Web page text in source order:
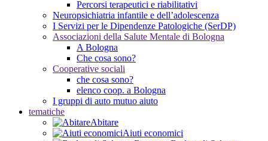
Percorsi terapeutici e riabilitativi
Neuropsichiatria infantile e dell’adolescenza
I Servizi per le Dipendenze Patologiche (SerDP)
Associazioni della Salute Mentale di Bologna
A Bologna
Che cosa sono?
Cooperative sociali
che cosa sono?
elenco coop. a Bologna
I gruppi di auto mutuo aiuto
tematiche
Abitare
Aiuti economici